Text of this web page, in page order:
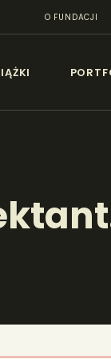
O FUNDACJI